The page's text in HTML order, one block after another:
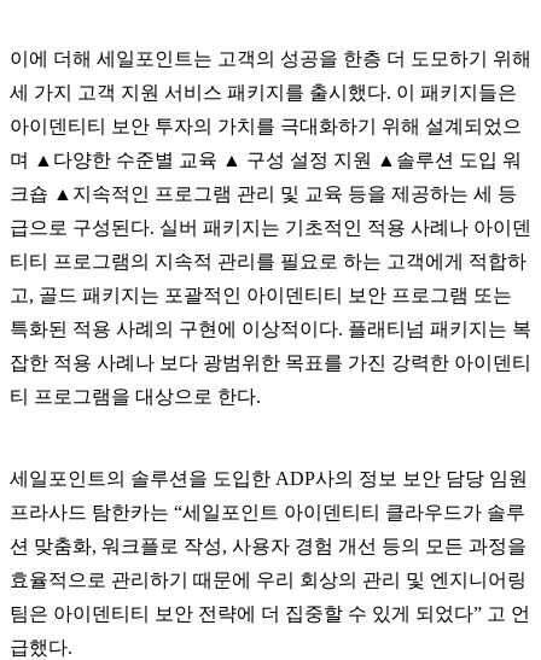
이에 더해 세일포인트는 고객의 성공을 한층 더 도모하기 위해
세 가지 고객 지원 서비스 패키지를 출시했다. 이 패키지들은
아이덴티티 보안 투자의 가치를 극대화하기 위해 설계되었으
며 ▲다양한 수준별 교육 ▲ 구성 설정 지원 ▲솔루션 도입 워
크숍 ▲지속적인 프로그램 관리 및 교육 등을 제공하는 세 등
급으로 구성된다. 실버 패키지는 기초적인 적용 사례나 아이덴
티티 프로그램의 지속적 관리를 필요로 하는 고객에게 적합하
고, 골드 패키지는 포괄적인 아이덴티티 보안 프로그램 또는
특화된 적용 사례의 구현에 이상적이다. 플래티넘 패키지는 복
잡한 적용 사례나 보다 광범위한 목표를 가진 강력한 아이덴티
티 프로그램을 대상으로 한다.
세일포인트의 솔루션을 도입한 ADP사의 정보 보안 담당 임원
프라사드 탐한카는 “세일포인트 아이덴티티 클라우드가 솔루
션 맞춤화, 워크플로 작성, 사용자 경험 개선 등의 모든 과정을
효율적으로 관리하기 때문에 우리 회상의 관리 및 엔지니어링
팀은 아이덴티티 보안 전략에 더 집중할 수 있게 되었다” 고 언
급했다.